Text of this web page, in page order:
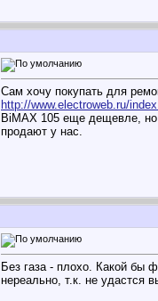
Сам хочу покупать для
http://www.electroweb.ru/
BiMAX 105 еще дещевле, но
продают у нас.
Без газа - плохо. Какой бы
нереально, т.к. не удастся